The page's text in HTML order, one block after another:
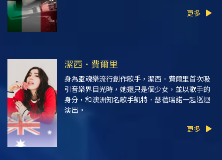
更多
潔西．費爾里
身為靈魂樂流行創作歌手，潔西．費爾里首次吸
引音樂界目光時，她還只是個少女，並以歌手的
身分，和澳洲知名歌手凱特．瑟蓓瑞諾一起巡迴
演出。
更多